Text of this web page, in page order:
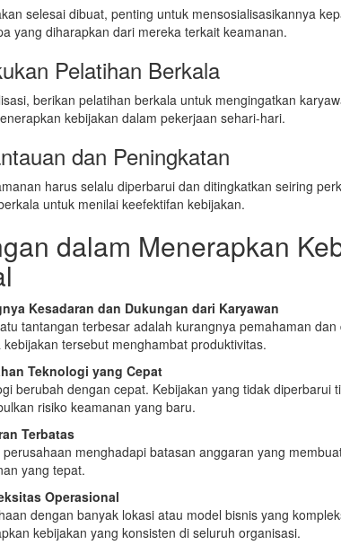
selesai dibuat, penting untuk mensosialisasikannya
yang diharapkan dari mereka terkait keamanan.
Pelatihan Berkala
berikan pelatihan berkala untuk mengingatkan
kebijakan dalam pekerjaan sehari-hari.
dan Peningkatan
harus selalu diperbarui dan ditingkatkan seiring
untuk menilai keefektifan kebijakan.
dalam Menerapkan
Kesadaran dan Dukungan dari Karyawan
tantangan terbesar adalah kurangnya pemahaman
kebijakan tersebut menghambat produktivitas.
Teknologi yang Cepat
berubah dengan cepat. Kebijakan yang tidak diperbarui
risiko keamanan yang baru.
Terbatas
perusahaan menghadapi batasan anggaran yang
yang tepat.
Operasional
dengan banyak lokasi atau model bisnis yang
kebijakan yang konsisten di seluruh organisasi.